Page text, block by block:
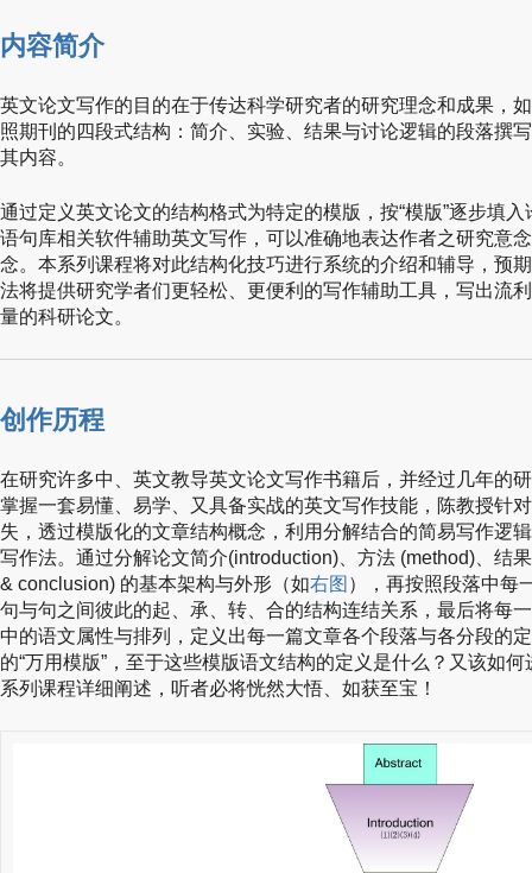
内容简介
英文论文写作的目的在于传达科学研究者的研究理念和成果，
照期刊的四段式结构：简介、实验、结果与讨论逻辑的段落撰
其内容。
通过定义英文论文的结构格式为特定的模版，按“模版”逐步填
语句库相关软件辅助英文写作，可以准确地表达作者之研究意
念。本系列课程将对此结构化技巧进行系统的介绍和辅导，预
法将提供研究学者们更轻松、更便利的写作辅助工具，写出流
量的科研论文。
创作历程
在研究许多中、英文教导英文论文写作书籍后，并经过几年的
掌握一套易懂、易学、又具备实战的英文写作技能，陈教授针
失，透过模版化的文章结构概念，利用分解结合的简易写作逻
写作法。通过分解论文简介(introduction)、方法 (method)、结
& conclusion) 的基本架构与外形（如右图 ），再按照段落中每
句与句之间彼此的起、承、转、合的结构连结关系，最后将每
中的语文属性与排列，定义出每一篇文章各个段落与各分段的
的“万用模版”，至于这些模版语文结构的定义是什么？又该如
系列课程详细阐述，听者必将恍然大悟、如获至宝！